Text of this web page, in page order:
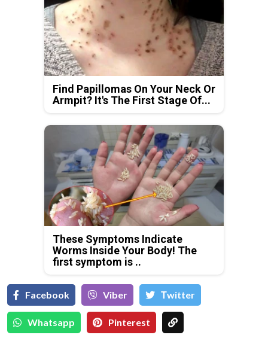
Find Papillomas On Your Neck Or
Armpit? It's The First Stage Of...
These Symptoms Indicate
Worms Inside Your Body! The
first symptom is ..
Facebook Viber Тwitter
Whatsapp Pinterest